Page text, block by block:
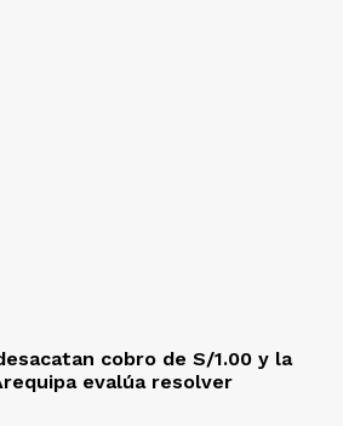
cobro de S/1.00 y la
evalúa resolver